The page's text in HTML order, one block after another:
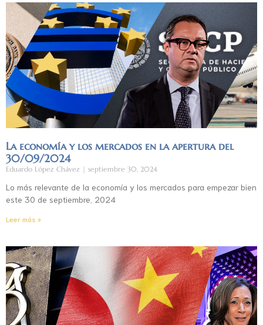
La economía y los mercados en la apertura del
30/09/2024
Eduardo López Chávez septiembre 30, 2024
Lo más relevante de la economía y los mercados para empezar bien
este 30 de septiembre, 2024
Leer más »